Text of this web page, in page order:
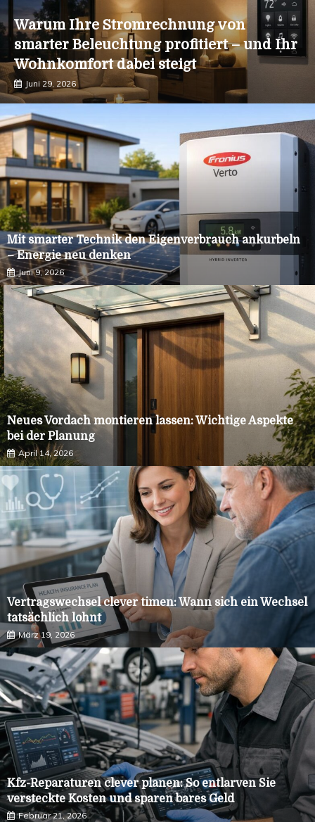
Warum Ihre Stromrechnung von
smarter Beleuchtung profitiert – und Ihr
Wohnkomfort dabei steigt
Juni 29, 2026
Mit smarter Technik den Eigenverbrauch ankurbeln
– Energie neu denken
Juni 9, 2026
Neues Vordach montieren lassen: Wichtige Aspekte
bei der Planung
April 14, 2026
Vertragswechsel clever timen: Wann sich ein Wechsel
tatsächlich lohnt
März 19, 2026
Kfz-Reparaturen clever planen: So entlarven Sie
versteckte Kosten und sparen bares Geld
Februar 21, 2026